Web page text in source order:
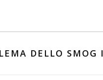
DELLO SMOG